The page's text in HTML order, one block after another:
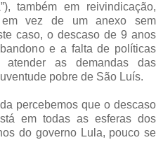
também em reivindicação,
vez de um anexo sem
caso, o descaso de 9 anos
e a falta de políticas
atender as demandas das
pobre de São Luís.
percebemos que o descaso
em todas as esferas dos
do governo Lula, pouco se